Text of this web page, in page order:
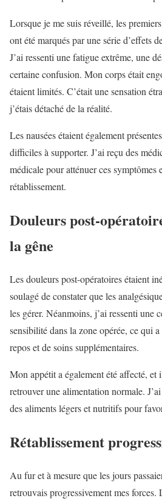
Lorsque je me suis réveillé, les
ont été marqués par une série d’effets
J’ai ressenti une fatigue extrême, une
certaine confusion. Mon corps était
étaient limités. C’était une sensation
j’étais détaché de la réalité.
Les nausées étaient également
difficiles à supporter. J’ai reçu des
médicale pour atténuer ces symptômes
rétablissement.
Douleurs post-
la gêne
Les douleurs post-opératoires étaient
soulagé de constater que les
les gérer. Néanmoins, j’ai ressenti une
sensibilité dans la zone opérée, ce qui
repos et de soins supplémentaires.
Mon appétit a également été affecté, et
retrouver une alimentation normale.
des aliments légers et nutritifs pour
Rétablissement
Au fur et à mesure que les jours
retrouvais progressivement mes forces.